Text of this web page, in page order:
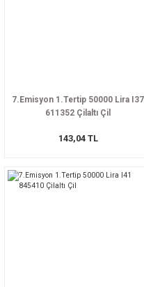
7.Emisyon 1.Tertip 50000 Lira I37
611352 Çilaltı Çil
143,04 TL